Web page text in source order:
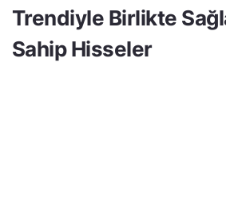
Trendiyle Birlikte
Sahip Hisseler